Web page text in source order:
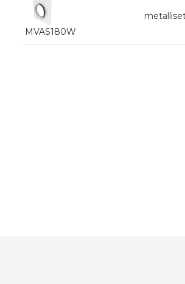
MVAS180W